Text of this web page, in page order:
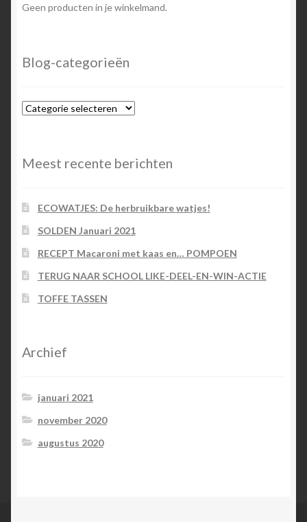
Geen producten in je winkelmand.
Blog-categorieën
Blog-
Meest recente berichten
ECOWATJES: De herbruikbare watjes!
SOLDEN Januari 2021
RECEPT Macaroni met kaas en… POMPOEN
TERUG NAAR SCHOOL LIKE-DEEL-EN-WIN-ACTIE
TOFFE TASSEN
Archief
januari 2021
november 2020
augustus 2020